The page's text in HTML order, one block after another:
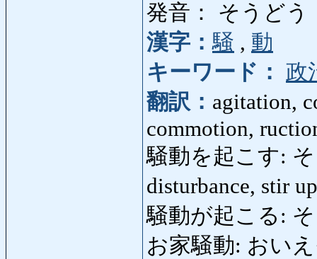
発音： そうどう
漢字：騒 , 動
キーワード： 政
翻訳： agitation,
commotion,
騒動を起こす: そ
disturbance, stir
騒動が起こる:
お家騒動: おい